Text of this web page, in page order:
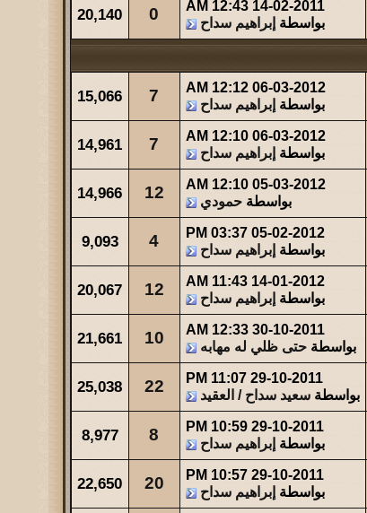
آخر رد:والله حالة ...
آخر رد:عبدالله بن مفرح
14-02-2011
12:43 AM
بواسطة إبراهيم سداح 0
20,140
06-03-2012
12:12 AM
بواسطة إبراهيم سداح 7
15,066
06-03-2012
12:10 AM
بواسطة إبراهيم سداح 7
14,961
05-03-2012
12:10 AM
بواسطةحمودي 12
14,966
05-02-2012
03:37 PM
بواسطة إبراهيم سداح 4
9,093
14-01-2012
11:43 AM
بواسطة إبراهيم سداح 12
20,067
30-10-2011
12:33 AM
بواسطةحتى ظلي له مهابه 10
21,661
29-10-2011
11:07 PM
بواسطةسعيد سداح / العقيد 22
25,038
29-10-2011
10:59 PM
بواسطة إبراهيم سداح 8
8,977
29-10-2011
10:57 PM
بواسطة إبراهيم سداح 20
22,650